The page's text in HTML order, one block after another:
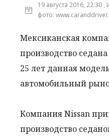
19 августа 2016, 22:30
фото:
Мексиканская
производство
25 лет данная
автомобильный
Компания Nissan
производство